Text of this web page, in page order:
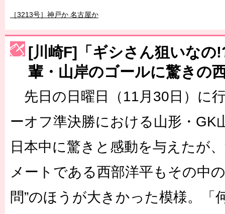
［3214号］WEST制覇
［3215号］WEEKLY EG SELECTION
［3216号］行く末占うラストワン
［3218号］WEEKLY EG SELECTION
［3219号］特別な覇者へ 大逆転か連破か
［3220号］伝説の王者、黄金のシャーレ
[川崎F]「ギシさん狙いなの
輩・山岸のゴールに驚きの
先日の日曜日（11月30日）に
ーオフ準決勝における山形・GK
日本中に驚きと感動を与えたが
メートである西部洋平もその中
問”のほうが大きかった模様。「